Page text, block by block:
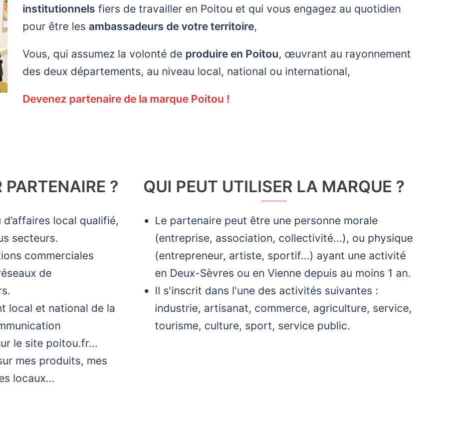
institutionnels fiers de travailler en Poitou et qui vous engagez au quotidien
pour être les ambassadeurs de votre territoire,
Vous, qui assumez la volonté de produire en Poitou, œuvrant au rayonnement
des deux départements, au niveau local, national ou international,
Devenez partenaire de la marque Poitou !
?
d’affaires local qualifié,
secteurs.
commerciales
de
local et national de la
le site poitou.fr...
mes produits, mes
locaux...
QUI PEUT UTILISER LA MARQUE ?
Le partenaire peut être une personne morale
(entreprise, association, collectivité...), ou physique
(entrepreneur, artiste, sportif...) ayant une activité
en Deux-Sèvres ou en Vienne depuis au moins 1 an.
Il s'inscrit dans l'une des activités suivantes :
industrie, artisanat, commerce, agriculture, service,
tourisme, culture, sport, service public.